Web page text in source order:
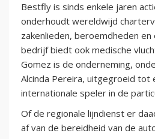
Bestfly is sinds enkele jaren
onderhoudt wereldwijd
zakenlieden, beroemdheden
bedrijf biedt ook medische
Gomez is de onderneming,
Alcinda Pereira, uitgegroeid tot
internationale speler in de
Of de regionale lijndienst er
af van de bereidheid van de